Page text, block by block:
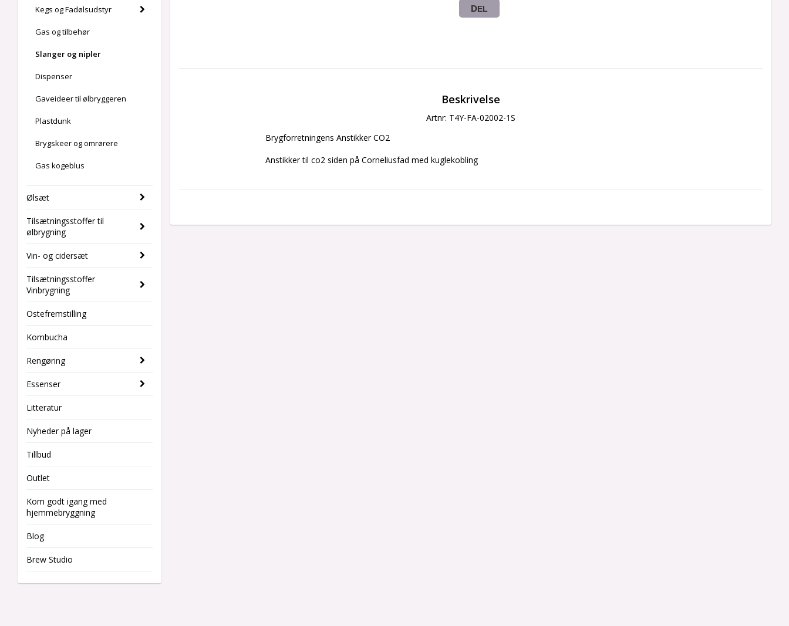
Kegs og Fadølsudstyr
Gas og tilbehør
Slanger og nipler
Dispenser
Gaveideer til ølbryggeren
Plastdunk
Brygskeer og omrørere
Gas kogeblus
Ølsæt
Tilsætningsstoffer til
ølbrygning
Vin- og cidersæt
Tilsætningsstoffer
Vinbrygning
Ostefremstilling
Kombucha
Rengøring
Essenser
Litteratur
Nyheder på lager
Tillbud
Outlet
Kom godt igang med
hjemmebryggning
Blog
Brew Studio
DEL
Beskrivelse
Artnr: T4Y-FA-02002-1S
Brygforretningens Anstikker CO2
Anstikker til co2 siden på Corneliusfad med kuglekobling